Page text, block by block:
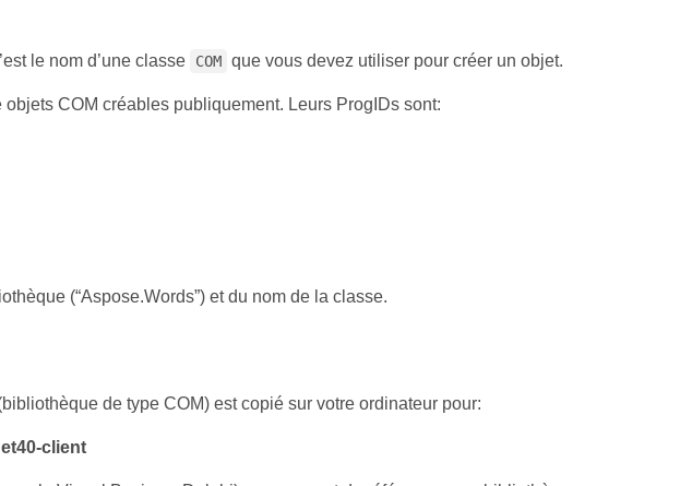
le nom d’une classe COM que vous devez utiliser pour créer un objet.
COM créables publiquement. Leurs ProgIDs sont:
(“Aspose.Words”) et du nom de la classe.
de type COM) est copié sur votre ordinateur pour:
client